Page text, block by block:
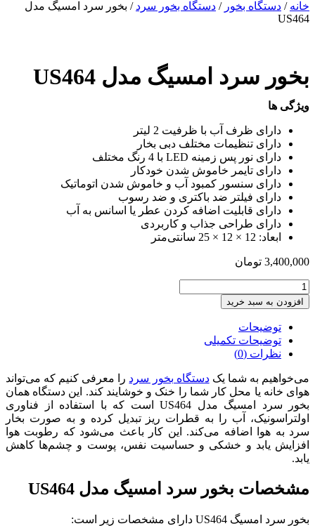
خانه / دستگاه بخور / دستگاه بخور سرد / بخور سرد امسیگ مدل
US464
بخور سرد امسیگ مدل US464
ویژگی ها
دارای ظرف آب با ظرفیت 2 لیتر
دارای تنظیمات مختلف دبی بخار
دارای نور پس زمینه LED با 4 رنگ مختلف
دارای تایمر خاموش شدن خودکار
دارای سنسور کمبود آب و خاموش شدن اتوماتیک
دارای فیلتر ضد باکتری و ضد رسوب
دارای قابلیت اضافه کردن عطر یا اسانس به آب
دارای طراحی جذاب و کاربردی
ابعاد: 12 × 12 × 25 سانتی‌متر
3,400,000 تومان
بخور
سرد
امسیگ
مدل
US464
افزودن به سبد خرید
توضیحات
توضیحات تکمیلی
نظرات (0)
می‌خواهیم به شما یکدستگاه بخور سرد را معرفی کنیم که می‌تواند
هوای خانه یا محل کار شما را خنک و خوشایند کند. این دستگاه همان
بخور سرد امسیگ مدل US464 است که با استفاده از فناوری
اولتراسونیک، آب را به قطرات ریز تبدیل کرده و به صورت بخار
سرد به هوا اضافه می‌کند. این کار باعث می‌شود که رطوبت هوا
افزایش یابد و خشکی و حساسیت نفس، پوست و چشم‌ها کاهش
یابد.
مشخصات بخور سرد امسیگ مدل US464
بخور سرد امسیگ US464 دارای مشخصات زیر است: